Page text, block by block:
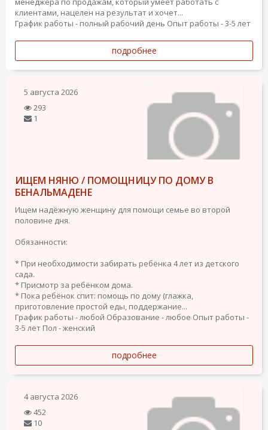
клиентами, нацелен на результат и хочет...
График работы - полный рабочий день Опыт работы - 3-5 лет
подробнее
5 августа 2026
293
1
ИЩЕМ НЯНЮ / ПОМОЩНИЦУ ПО ДОМУ В
БЕНАЛЬМАДЕНЕ
Ищем надёжную женщину для помощи семье во второй
половине дня.
Обязанности:
* При необходимости забирать ребёнка 4 лет из детского
сада.
* Присмотр за ребёнком дома.
* Пока ребёнок спит: помощь по дому (глажка,
приготовление простой еды, поддержание...
График работы - любой Образование - любое Опыт работы -
3-5 лет Пол - женский
подробнее
4 августа 2026
452
10